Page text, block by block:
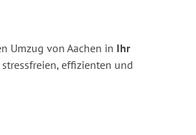
Umzug von Aachen in Ihr
effizienten und